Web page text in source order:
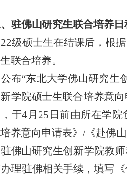
驻佛山研究生联合培养日
级硕士生在结课后，根
联合培养。
布“东北大学佛山研究生
学院硕士生联合培养意
于4月25日前由所在学
培养意向申请表》/《赴佛
佛山研究生创新学院教
办理驻佛相关手续，填写